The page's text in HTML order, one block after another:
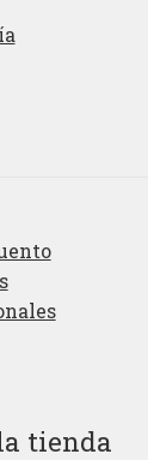
tienda